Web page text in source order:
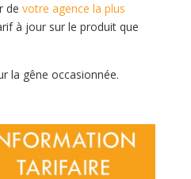
de votre agence la plus
à jour sur le produit que
la gêne occasionnée.